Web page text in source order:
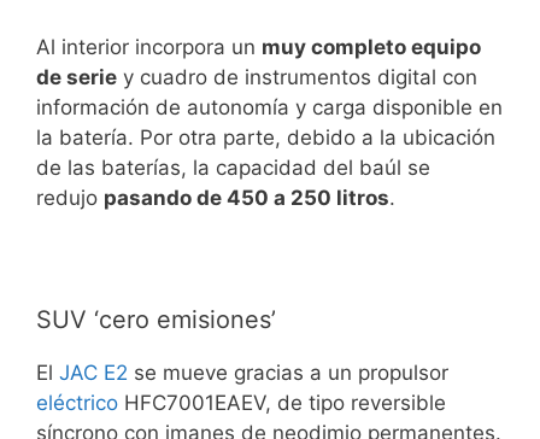
Al interior incorpora un muy completo equipo
de serie y cuadro de instrumentos digital con
información de autonomía y carga disponible en
la batería. Por otra parte, debido a la ubicación
de las baterías, la capacidad del baúl se
redujo pasando de 450 a 250 litros.
SUV ‘cero emisiones’
El JAC E2 se mueve gracias a un propulsor
eléctrico HFC7001EAEV, de tipo reversible
síncrono con imanes de neodimio permanentes.